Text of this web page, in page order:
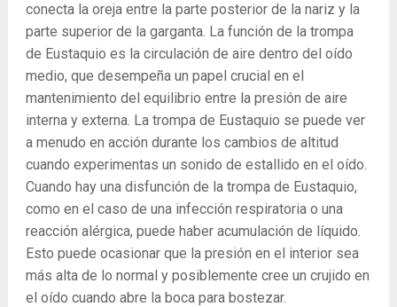
conecta la oreja entre la parte posterior de la nariz y la
parte superior de la garganta. La función de la trompa
de Eustaquio es la circulación de aire dentro del oído
medio, que desempeña un papel crucial en el
mantenimiento del equilibrio entre la presión de aire
interna y externa. La trompa de Eustaquio se puede ver
a menudo en acción durante los cambios de altitud
cuando experimentas un sonido de estallido en el oído.
Cuando hay una disfunción de la trompa de Eustaquio,
como en el caso de una infección respiratoria o una
reacción alérgica, puede haber acumulación de líquido.
Esto puede ocasionar que la presión en el interior sea
más alta de lo normal y posiblemente cree un crujido en
el oído cuando abre la boca para bostezar.